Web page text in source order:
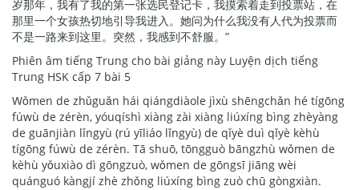
岁那年，我有了我的第一张选民登记卡，我摸索着走到投票站，在
那里一个女孩热切地引导我进入。她问为什么我没有人代为投票而
不是一路来到这里。突然，我感到不舒服。”
Phiên âm tiếng Trung cho bài giảng này Luyện dịch tiếng
Trung HSK cấp 7 bài 5
Wǒmen de zhǔguǎn hái qiángdiàole jìxù shēngchǎn hé tígōng
fúwù de zérèn, yóuqíshì xiàng zài xiàng liúxíng bìng zhèyàng
de guānjiàn lǐngyù (rú yīliáo lǐngyù) de qǐyè duì qǐyè kèhù
tígōng fúwù de zérèn. Tā shuō, tōngguò bāngzhù wǒmen de
kèhù yǒuxiào dì gōngzuò, wǒmen de gōngsī jiāng wèi
quánguó kàngjí zhè zhǒng liúxíng bìng zuò chū gòngxiàn.